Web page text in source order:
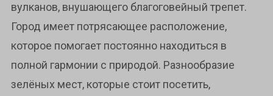
вулканов, внушающего благоговейный трепет.
Город имеет потрясающее расположение,
которое помогает постоянно находиться в
полной гармонии с природой. Разнообразие
зелёных мест, которые стоит посетить,